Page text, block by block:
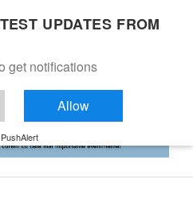
UPDATES FROM
get notifications
Allow